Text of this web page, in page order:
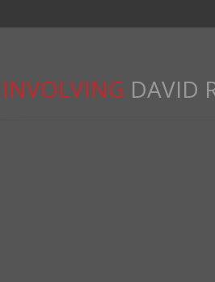
INVOLVING DAVID